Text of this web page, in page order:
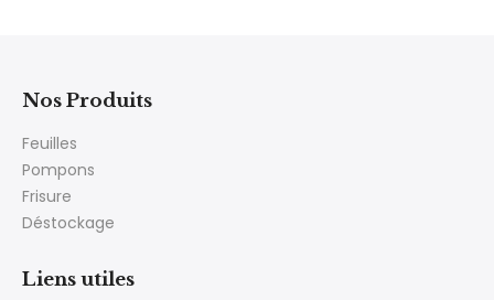
Nos Produits
Feuilles
Pompons
Frisure
Déstockage
Liens utiles